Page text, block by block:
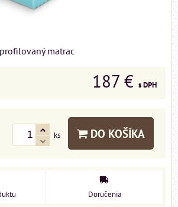
matrac
187 € s DPH
ks DO KOŠÍKA
Doručenia